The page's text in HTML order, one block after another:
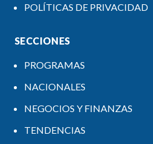
POLÍTICAS DE PRIVACIDAD
SECCIONES
PROGRAMAS
NACIONALES
NEGOCIOS Y FINANZAS
TENDENCIAS